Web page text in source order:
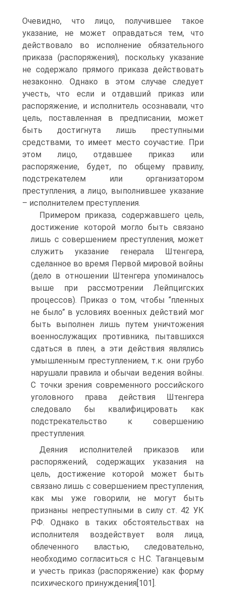
Очевидно, что лицо, получившее такое
указание, не может оправдаться тем, что
действовало во исполнение обязательного
приказа (распоряжения), поскольку указание
не содержало прямого приказа действовать
незаконно. Однако в этом случае следует
учесть, что если и отдавший приказ или
распоряжение, и исполнитель осознавали, что
цель, поставленная в предписании, может
быть достигнута лишь преступными
средствами, то имеет место соучастие. При
этом лицо, отдавшее приказ или
распоряжение, будет, по общему правилу,
подстрекателем или организатором
преступления, а лицо, выполнившее указание
– исполнителем преступления.
Примером приказа, содержавшего цель,
достижение которой могло быть связано
лишь с совершением преступления, может
служить указание генерала Штенгера,
сделанное во время Первой мировой войны
(дело в отношении Штенгера упоминалось
выше при рассмотрении Лейпцигских
процессов). Приказ о том, чтобы “пленных
не было” в условиях военных действий мог
быть выполнен лишь путем уничтожения
военнослужащих противника, пытавшихся
сдаться в плен, а эти действия являлись
умышленным преступлением, т.к. они грубо
нарушали правила и обычаи ведения войны.
С точки зрения современного российского
уголовного права действия Штенгера
следовало бы квалифицировать как
подстрекательство к совершению
преступления.
Деяния исполнителей приказов или
распоряжений, содержащих указания на
цель, достижение которой может быть
связано лишь с совершением преступления,
как мы уже говорили, не могут быть
признаны непреступными в силу ст. 42 УК
РФ. Однако в таких обстоятельствах на
исполнителя воздействует воля лица,
облеченного властью, следовательно,
необходимо согласиться с Н.С. Таганцевым
и учесть приказ (распоряжение) как форму
психического принуждения[101].